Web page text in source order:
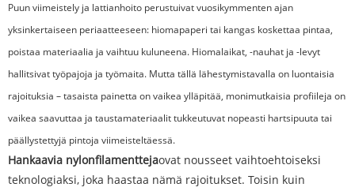
Puun viimeistely ja lattianhoito perustuivat vuosikymmenten ajan
yksinkertaiseen periaatteeseen: hiomapaperi tai kangas koskettaa pintaa,
poistaa materiaalia ja vaihtuu kuluneena. Hiomalaikat, -nauhat ja -levyt
hallitsivat työpajoja ja työmaita. Mutta tällä lähestymistavalla on luontaisia ​​
rajoituksia – tasaista painetta on vaikea ylläpitää, monimutkaisia ​​profiileja on
vaikea saavuttaa ja taustamateriaalit tukkeutuvat nopeasti hartsipuuta tai
päällystettyjä pintoja viimeisteltäessä.
Hankaavia nylonfilamenttejaovat nousseet vaihtoehtoiseksi
teknologiaksi, joka haastaa nämä rajoitukset. Toisin kuin